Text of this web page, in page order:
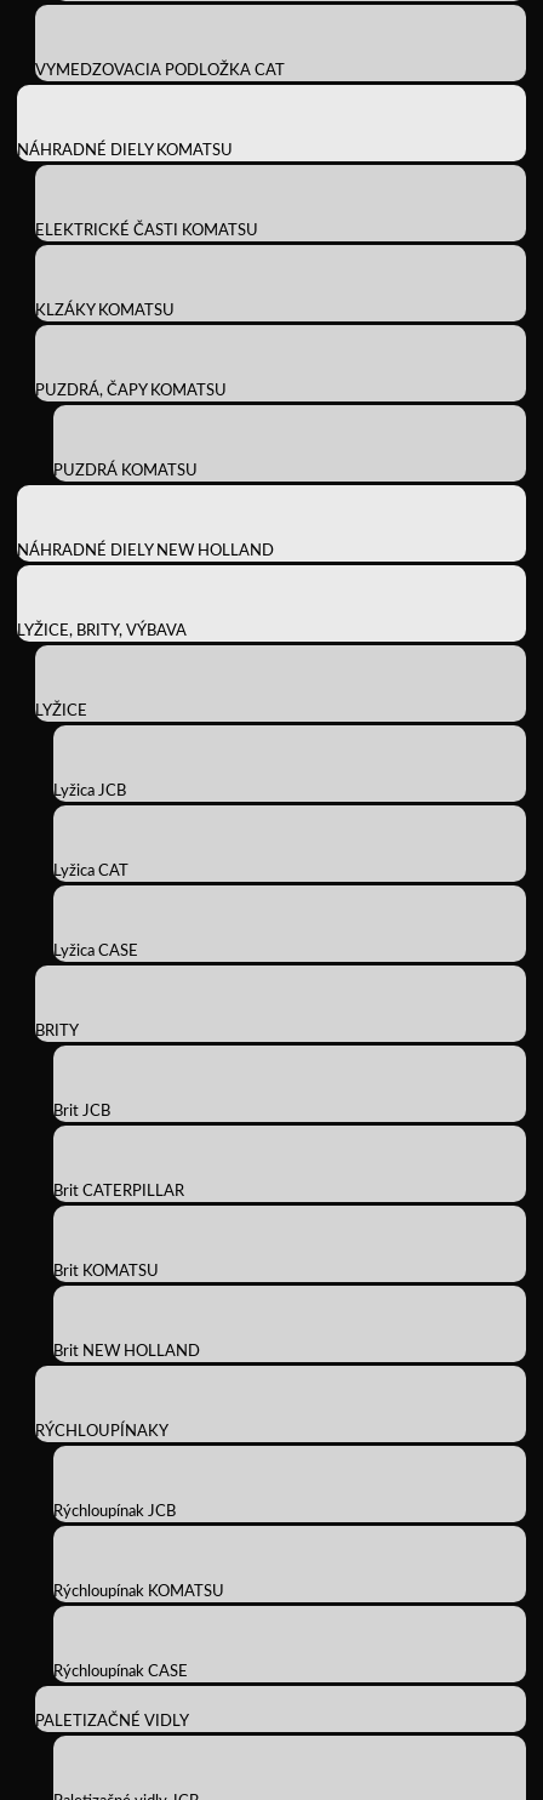
VYMEDZOVACIA PODLOŽKA CAT
NÁHRADNÉ DIELY KOMATSU
ELEKTRICKÉ ČASTI KOMATSU
KLZÁKY KOMATSU
PUZDRÁ, ČAPY KOMATSU
PUZDRÁ KOMATSU
NÁHRADNÉ DIELY NEW HOLLAND
LYŽICE, BRITY, VÝBAVA
LYŽICE
Lyžica JCB
Lyžica CAT
Lyžica CASE
BRITY
Brit JCB
Brit CATERPILLAR
Brit KOMATSU
Brit NEW HOLLAND
RÝCHLOUPÍNAKY
Rýchloupínak JCB
Rýchloupínak KOMATSU
Rýchloupínak CASE
PALETIZAČNÉ VIDLY